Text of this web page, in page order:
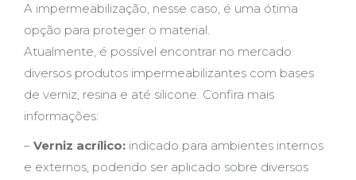
A impermeabilização, nesse caso, é uma ótima
opção para proteger o material.
Atualmente, é possível encontrar no mercado
diversos produtos impermeabilizantes com bases
de verniz, resina e até silicone. Confira mais
informações:
– Verniz acrílico: indicado para ambientes internos
e externos, podendo ser aplicado sobre diversos